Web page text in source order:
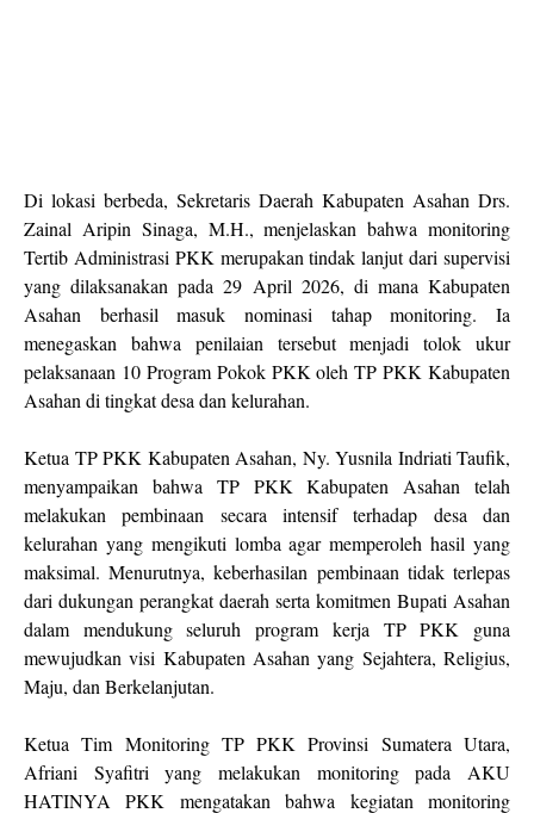
Di lokasi berbeda, Sekretaris Daerah Kabupaten Asahan Drs.
Zainal Aripin Sinaga, M.H., menjelaskan bahwa monitoring
Tertib Administrasi PKK merupakan tindak lanjut dari supervisi
yang dilaksanakan pada 29 April 2026, di mana Kabupaten
Asahan berhasil masuk nominasi tahap monitoring. Ia
menegaskan bahwa penilaian tersebut menjadi tolok ukur
pelaksanaan 10 Program Pokok PKK oleh TP PKK Kabupaten
Asahan di tingkat desa dan kelurahan.
Ketua TP PKK Kabupaten Asahan, Ny. Yusnila Indriati Taufik,
menyampaikan bahwa TP PKK Kabupaten Asahan telah
melakukan pembinaan secara intensif terhadap desa dan
kelurahan yang mengikuti lomba agar memperoleh hasil yang
maksimal. Menurutnya, keberhasilan pembinaan tidak terlepas
dari dukungan perangkat daerah serta komitmen Bupati Asahan
dalam mendukung seluruh program kerja TP PKK guna
mewujudkan visi Kabupaten Asahan yang Sejahtera, Religius,
Maju, dan Berkelanjutan.
Ketua Tim Monitoring TP PKK Provinsi Sumatera Utara,
Afriani Syafitri yang melakukan monitoring pada AKU
HATINYA PKK mengatakan bahwa kegiatan monitoring